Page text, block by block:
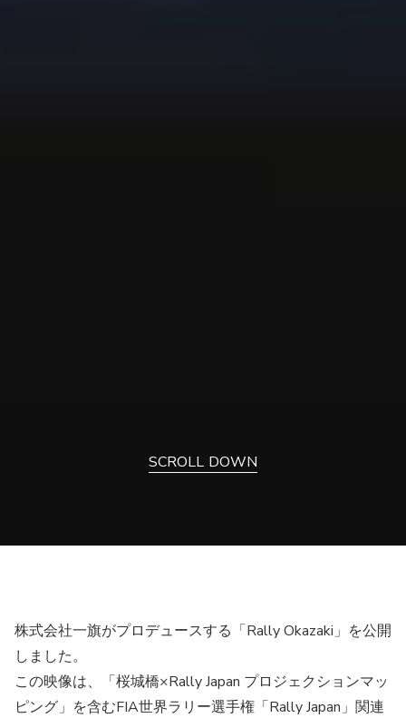
SCROLL DOWN
株式会社一旗がプロデュースする「Rally Okazaki」を公開
しました。
この映像は、「桜城橋×Rally Japan プロジェクションマッ
ピング」を含むFIA世界ラリー選手権「Rally Japan」関連